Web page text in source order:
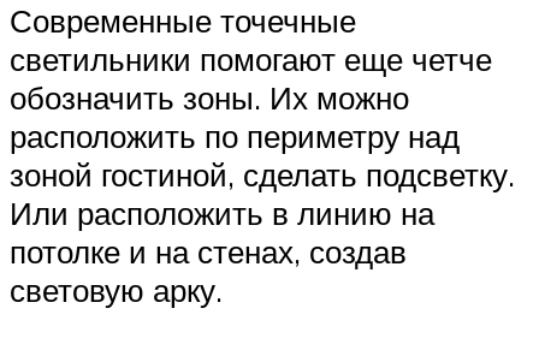
Современные точечные
светильники помогают еще четче
обозначить зоны. Их можно
расположить по периметру над
зоной гостиной, сделать подсветку.
Или расположить в линию на
потолке и на стенах, создав
световую арку.